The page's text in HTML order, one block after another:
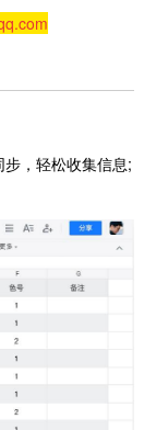
，轻松收集信息;